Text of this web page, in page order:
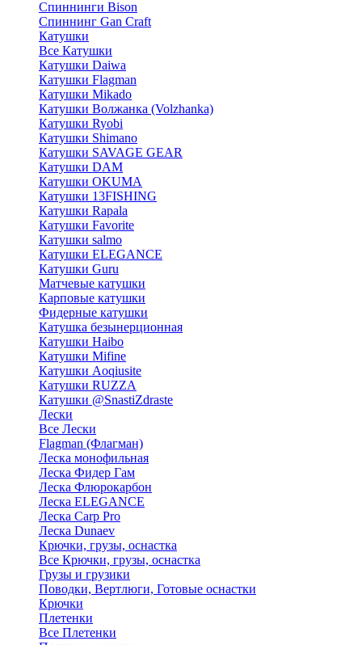
Спиннинги Bison
Спиннинг Gan Craft
Катушки
Все Катушки
Катушки Daiwa
Катушки Flagman
Катушки Mikado
Катушки Волжанка (Volzhanka)
Катушки Ryobi
Катушки Shimano
Катушки SAVAGE GEAR
Катушки DAM
Катушки OKUMA
Катушки 13FISHING
Катушки Rapala
Катушки Favorite
Катушки salmo
Катушки ELEGANCE
Катушки Guru
Матчевые катушки
Карповые катушки
Фидерные катушки
Катушка безынерционная
Катушки Haibo
Катушки Mifine
Катушки Aoqiusite
Катушки RUZZA
Катушки @SnastiZdraste
Лески
Все Лески
Flagman (Флагман)
Леска монофильная
Леска Фидер Гам
Леска Флюрокарбон
Леска ELEGANCE
Леска Carp Pro
Леска Dunaev
Крючки, грузы, оснастка
Все Крючки, грузы, оснастка
Грузы и грузики
Поводки, Вертлюги, Готовые оснастки
Крючки
Плетенки
Все Плетенки